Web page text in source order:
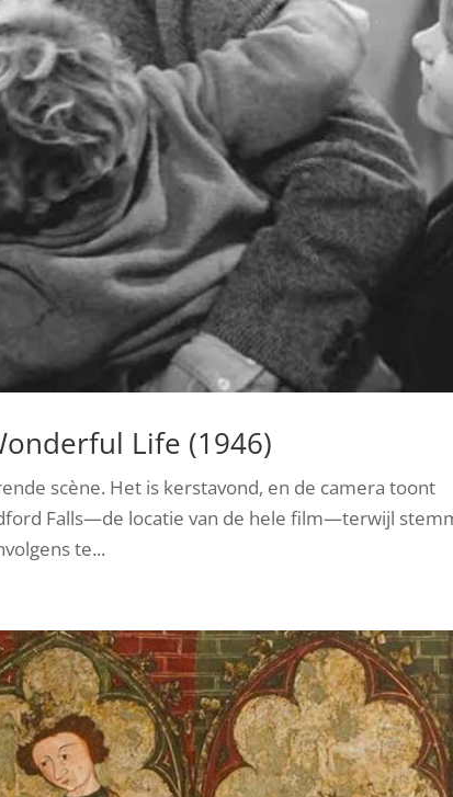
Life (1946)
scène. Het is kerstavond, en de camera toont
Falls—de locatie van de hele film—terwijl
te...